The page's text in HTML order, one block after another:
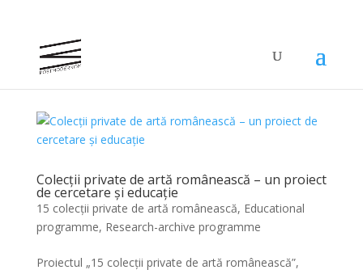
Colecții private de artă românească – un proiect
de cercetare și educație
15 colecții private de artă românească, Educational
programme, Research-archive programme
Proiectul „15 colecții private de artă românească”,